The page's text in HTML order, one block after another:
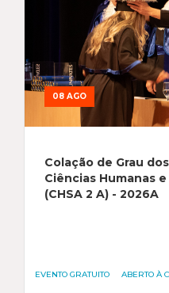
08 AGO
Colação de Grau
Ciências Humanas
(CHSA 2 A) - 2026A
EVENTO GRATUITO ABERTO À